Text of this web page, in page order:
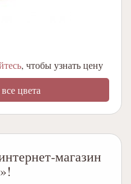
, чтобы узнать цену
цвета
магазин